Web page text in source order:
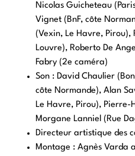
Nicolas Guicheteau
Vignet (BnF, côte
(Vexin, Le Havre, Pirou),
Louvre), Roberto De
Fabry (2e caméra)
Son : David Chaulier
côte Normande), Alan
Le Havre, Pirou), Pierre-
Morgane Lanniel (Rue
Directeur artistique des
Montage : Agnès Varda